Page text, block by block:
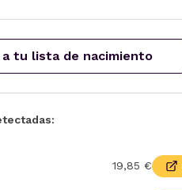
a tu lista de nacimiento
19,85 €